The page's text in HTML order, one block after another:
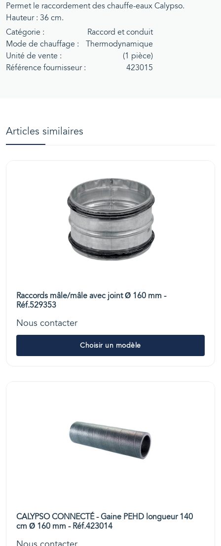
Permet le raccordement des chauffe-eaux Calypso.
Hauteur : 36 cm.
Catégorie :
Raccord et conduit
Mode de chauffage :
Thermodynamique
Unité de vente :
(1 pièce)
Référence fournisseur :
423015
Articles similaires
Raccords mâle/mâle avec joint Ø 160 mm -
Réf.529353
Nous contacter
Choisir un modèle
CALYPSO CONNECTÉ - Gaine PEHD longueur 140
cm Ø 160 mm - Réf.423014